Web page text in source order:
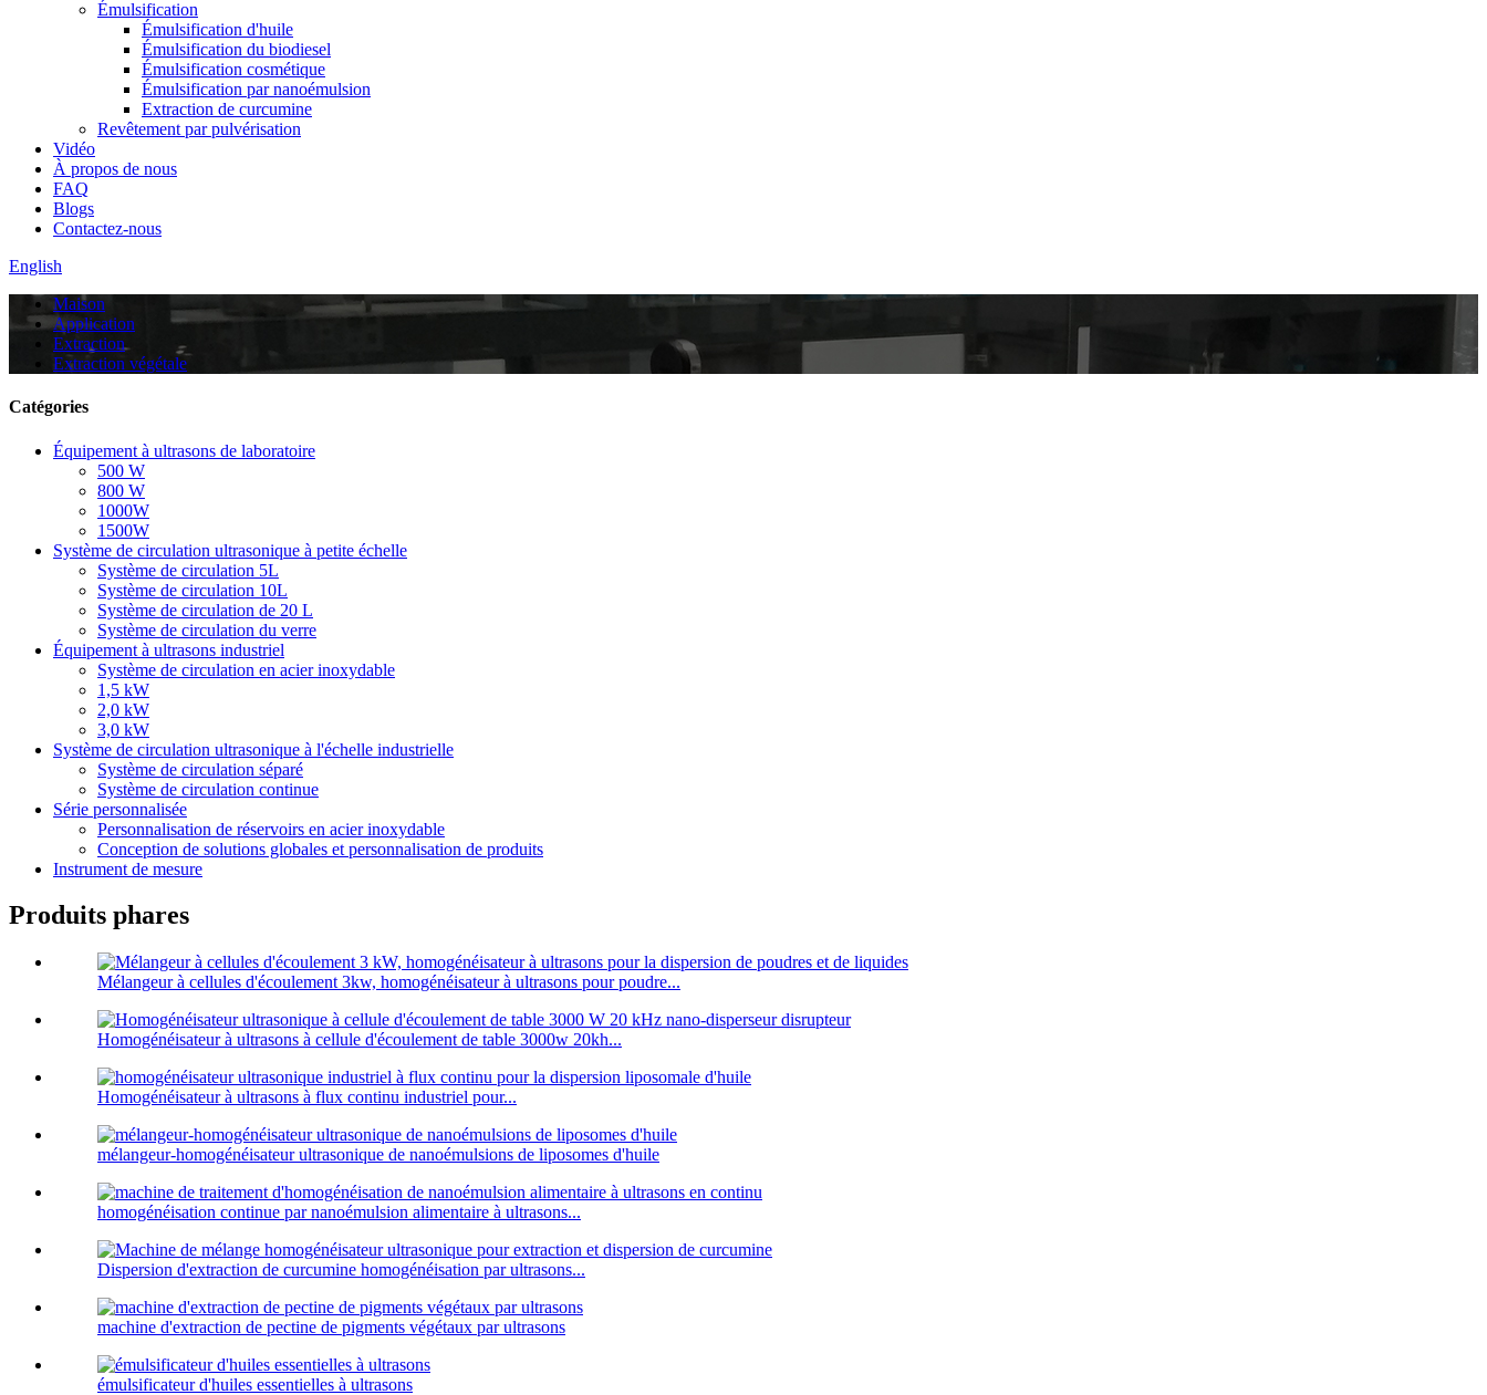
Émulsification
Émulsification d'huile
Émulsification du biodiesel
Émulsification cosmétique
Émulsification par nanoémulsion
Extraction de curcumine
Revêtement par pulvérisation
Vidéo
À propos de nous
FAQ
Blogs
Contactez-nous
English
Maison
Application
Extraction
Extraction végétale
Catégories
Équipement à ultrasons de laboratoire
500 W
800 W
1000W
1500W
Système de circulation ultrasonique à petite échelle
Système de circulation 5L
Système de circulation 10L
Système de circulation de 20 L
Système de circulation du verre
Équipement à ultrasons industriel
Système de circulation en acier inoxydable
1,5 kW
2,0 kW
3,0 kW
Système de circulation ultrasonique à l'échelle industrielle
Système de circulation séparé
Système de circulation continue
Série personnalisée
Personnalisation de réservoirs en acier inoxydable
Conception de solutions globales et personnalisation de produits
Instrument de mesure
Produits phares
Mélangeur à cellules d'écoulement 3kw, homogénéisateur à ultrasons pour poudre...
Homogénéisateur à ultrasons à cellule d'écoulement de table 3000w 20kh...
Homogénéisateur à ultrasons à flux continu industriel pour...
mélangeur-homogénéisateur ultrasonique de nanoémulsions de liposomes d'huile
homogénéisation continue par nanoémulsion alimentaire à ultrasons...
Dispersion d'extraction de curcumine homogénéisation par ultrasons...
machine d'extraction de pectine de pigments végétaux par ultrasons
émulsificateur d'huiles essentielles à ultrasons